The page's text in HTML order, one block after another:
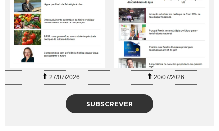
27/07/2026 20/07/2026
SUBSCREVER